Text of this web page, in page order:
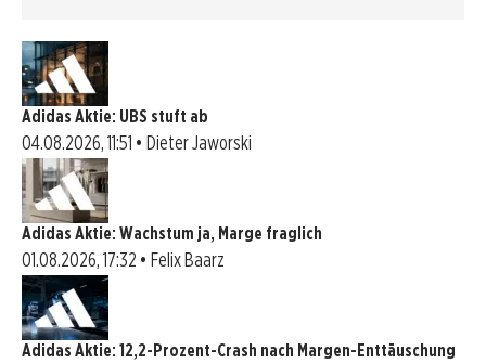
Adidas Aktie: UBS stuft ab
04.08.2026, 11:51 • Dieter Jaworski
Adidas Aktie: Wachstum ja, Marge fraglich
01.08.2026, 17:32 • Felix Baarz
Adidas Aktie: 12,2-Prozent-Crash nach Margen-Enttäuschung